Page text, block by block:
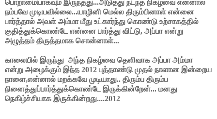
பொறாமையாகவும் இருந்தது...அடுத்து நடந்த நிகழ்வை என்னால்
நம்பவே முடியவில்லை...யாழினி மெல்ல திரும்பினாள் என்னை
பார்த்தால் அவள் அம்மா மீது உட்கார்ந்து கொண்டு உற்சாகத்தில்
குதித்துக்கொண்டே என்னை பார்த்து விட்டு, அப்பா என்று
அழுத்தம் திருத்தமாக சொன்னாள்...
காலையில் இருந்து அந்த நிகழ்வை தெளிவாக அப்பா அம்மா
என்று அழைக்கும் இந்த 2012 புத்தாண்டு முதல் நாளான இன்றைய
நாளை,என்னால் மறக்கவே முடியாது.. திரும்ப திரும்ப
நினைத்துப்பார்த்துக்கொண்டே இருக்கின்றேன்... மனது
நெகிழ்ச்சியாக இருக்கின்றது....2012